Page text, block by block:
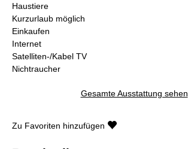
Haustiere
Kurzurlaub möglich
Einkaufen
Internet
Satelliten-/Kabel TV
Nichtraucher
Gesamte Ausstattung sehen
Zu Favoriten hinzufügen